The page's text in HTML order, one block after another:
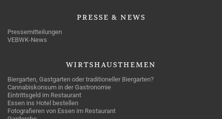
PRESSE & NEWS
Pressemitteilungen
VEBWK-News
WIRTSHAUSTHEMEN
Biergarten, Gastgarten oder traditioneller Biergarten?
Cannabiskonsum in der Gastronomie
Eintrittsgeld im Restaurant
Essen ins Hotel bestellen
Fotografieren von Essen im Restaurant